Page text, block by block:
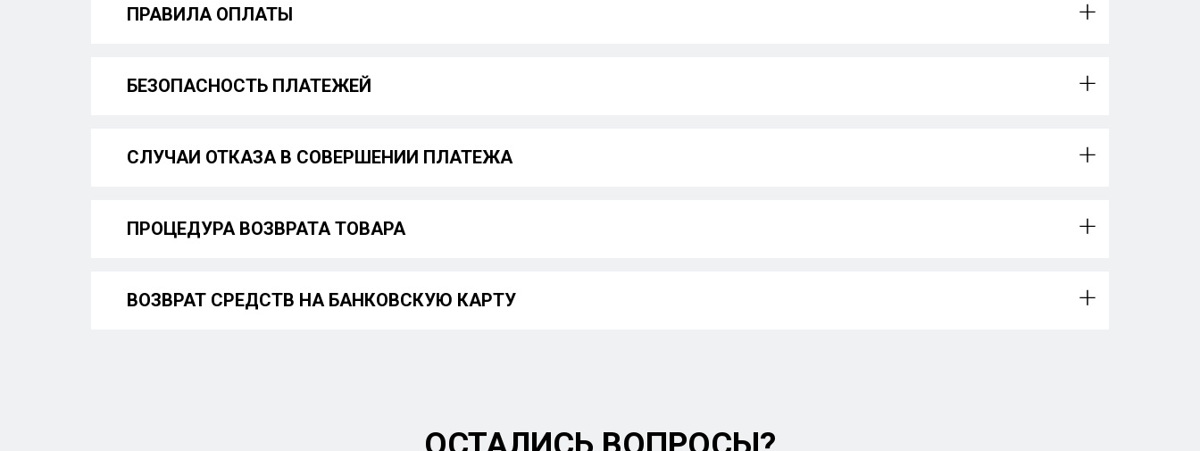
ПРАВИЛА ОПЛАТЫ
БЕЗОПАСНОСТЬ ПЛАТЕЖЕЙ
СЛУЧАИ ОТКАЗА В СОВЕРШЕНИИ ПЛАТЕЖА
ПРОЦЕДУРА ВОЗВРАТА ТОВАРА
ВОЗВРАТ СРЕДСТВ НА БАНКОВСКУЮ КАРТУ